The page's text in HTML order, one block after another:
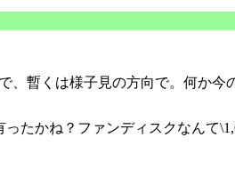
暫くは様子見の方向で。何か今
たかね？ファンディスクなんて